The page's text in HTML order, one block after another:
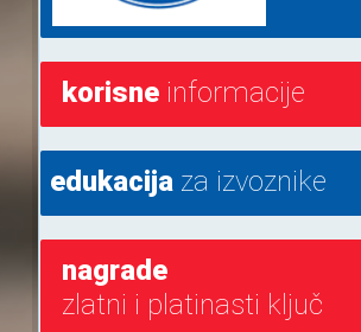
korisneinformacije
edukacijaza izvoznike
nagrade
zlatni i platinasti ključ